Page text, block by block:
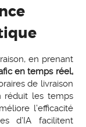
en prenant
en temps réel,
de livraison
réduit les temps
l’efficacité
d’IA facilitent